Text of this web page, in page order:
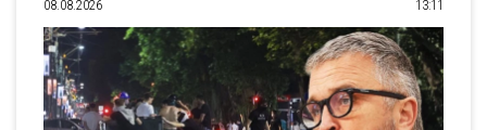
08.08.2026 13:11